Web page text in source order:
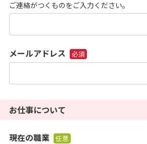
ご連絡がつくものをご入力ください。
メールアドレス 必須
お仕事について
現在の職業 任意